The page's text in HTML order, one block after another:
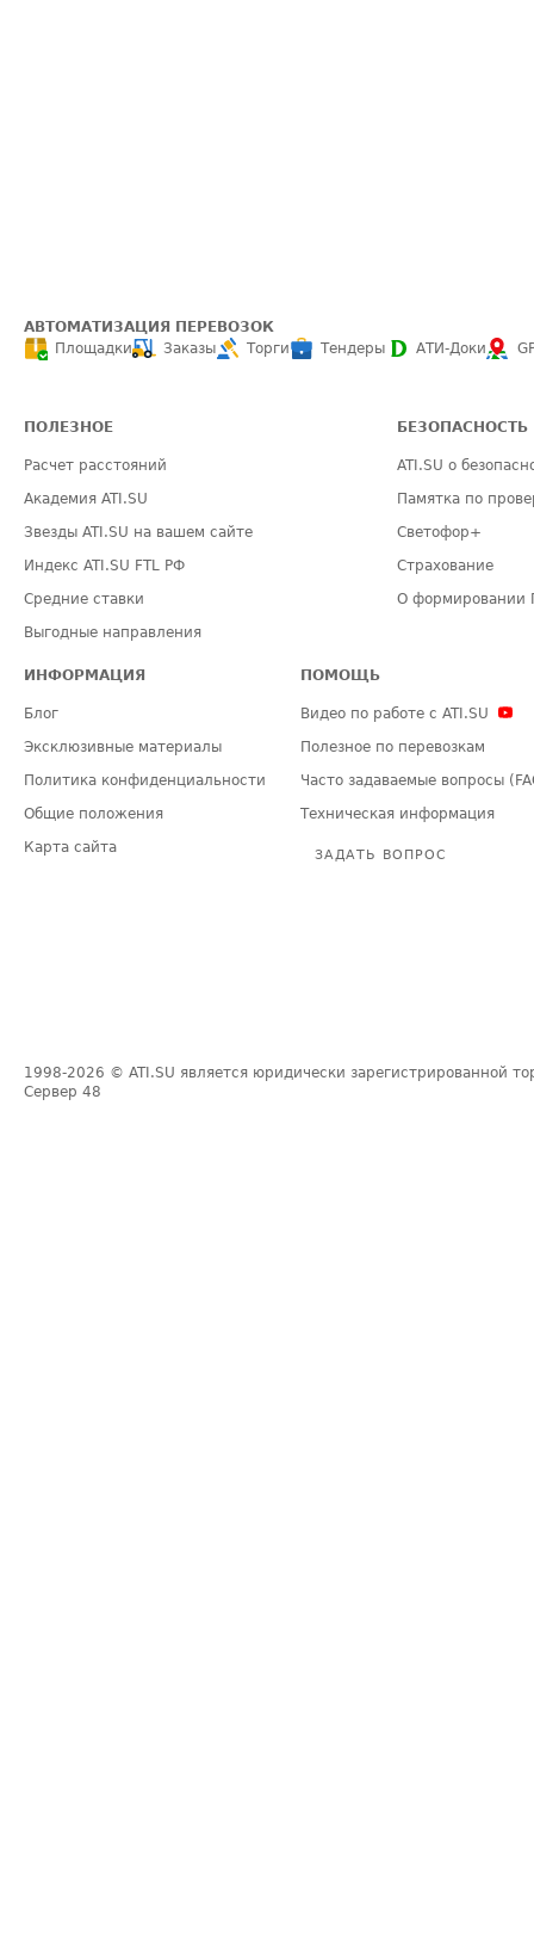
АВТОМАТИЗАЦИЯ ПЕРЕВОЗОК
Площадки
Заказы Торги Тендеры АТИ-Доки
ПОЛЕЗНОЕ
Расчет расстояний
Академия ATI.SU
Звезды ATI.SU на вашем сайте
Индекс ATI.SU FTL РФ
Средние ставки
Выгодные направления
БЕЗОПАСНОСТЬ
ATI.SU о
Памятка по
Светофор+
Страхование
О формировании
ИНФОРМАЦИЯ
Блог
Эксклюзивные материалы
Политика конфиденциальности
Общие положения
Карта сайта
ПОМОЩЬ
Видео по работе с ATI.SU
Полезное по перевозкам
Часто задаваемые вопросы
Техническая информация
ЗАДАТЬ ВОПРОС
1998-2026 © ATI.SU является юридически зарегистрированной
Сервер 48